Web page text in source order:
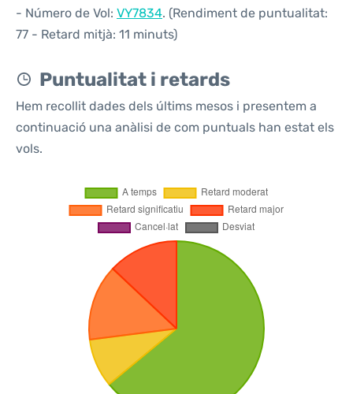
- Número de Vol: VY7834. (Rendiment de puntualitat:
77 - Retard mitjà: 11 minuts)
Puntualitat i retards
Hem recollit dades dels últims mesos i presentem a
continuació una anàlisi de com puntuals han estat els
vols.